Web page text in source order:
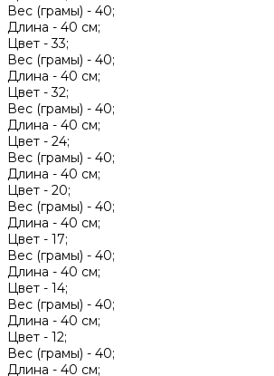
Вес (грамы) - 40;
Длина - 40 см;
Цвет -33;
Вес (грамы) - 40;
Длина - 40 см;
Цвет -32;
Вес (грамы) - 40;
Длина - 40 см;
Цвет - 24;
Вес (грамы) - 40;
Длина - 40 см;
Цвет - 20;
Вес (грамы) - 40;
Длина - 40 см;
Цвет - 17;
Вес (грамы) - 40;
Длина - 40 см;
Цвет - 14;
Вес (грамы) - 40;
Длина - 40 см;
Цвет - 12;
Вес (грамы) - 40;
Длина - 40 см;